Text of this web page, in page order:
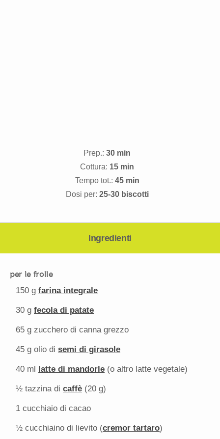
Prep.: 30 min
Cottura: 15 min
Tempo tot.: 45 min
Dosi per: 25-30 biscotti
Ingredienti
per le frolle
150 g farina integrale
30 g fecola di patate
65 g zucchero di canna grezzo
45 g olio di semi di girasole
40 ml latte di mandorle (o altro latte vegetale)
½ tazzina di caffè (20 g)
1 cucchiaio di cacao
½ cucchiaino di lievito (cremor tartaro)